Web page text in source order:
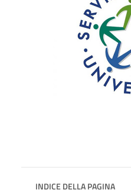
INDICE DELLA PAGINA